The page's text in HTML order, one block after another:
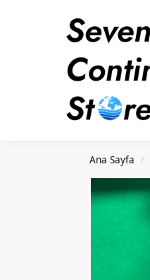
Ana Sayfa /